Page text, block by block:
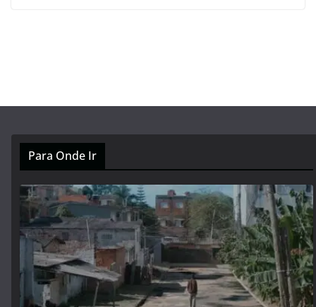
Para Onde Ir